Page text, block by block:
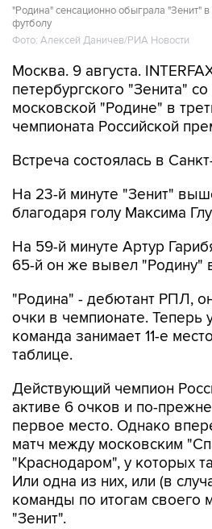
"Родина" сенсационно обыграла "Зенит"
футболу
Фото: Алексей Даничев/РИА Новости
Москва. 9 августа.
петербургского "Зенита" со
московской "Родине" в
чемпионата Российской
Встреча состоялась в
На 23-й минуте "Зенит"
благодаря голу Максима
На 59-й минуте Артур
65-й он же вывел "Родину"
"Родина" - дебютант РПЛ,
очки в чемпионате. Теперь
команда занимает 11-е
таблице.
Действующий чемпион
активе 6 очков и по-
первое место. Однако
матч между московским
"Краснодаром", у которых
Или одна из них, или (в
команды по итогам своего
"Зенит".